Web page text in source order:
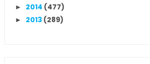
► 2014 (477)
► 2013 (289)